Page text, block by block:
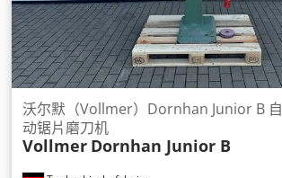
沃尔默（Vollmer）Dornhan Junior B 自
动锯片磨刀机
Vollmer Dornhan Junior B